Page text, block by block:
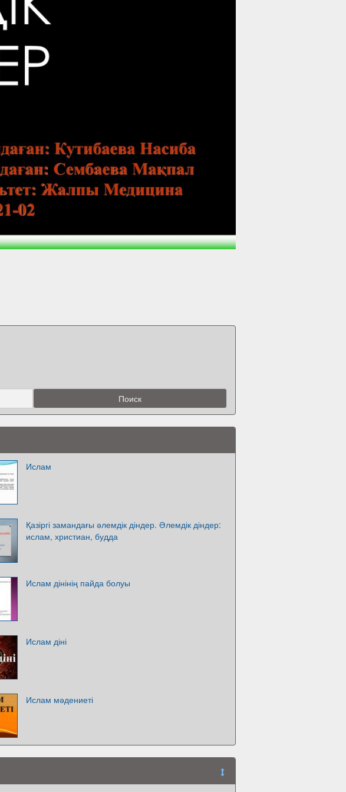
Ислам
Қазіргі замандағы әлемдік діндер. Әлемдік діндер:
ислам, христиан, будда
Ислам дінінің пайда болуы
Ислам діні
Ислам мәдениеті